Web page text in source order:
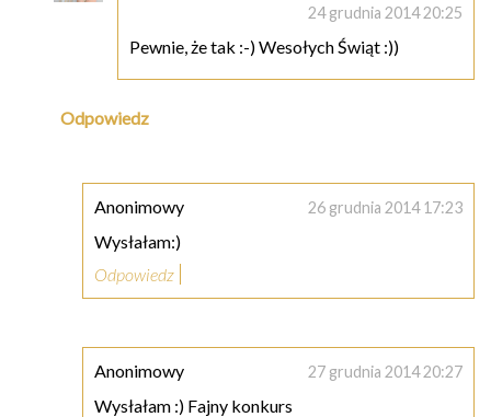
24 grudnia 2014 20:25
Pewnie, że tak :-) Wesołych Świąt :))
Odpowiedz
Anonimowy 26 grudnia 2014 17:23
Wysłałam:)
Odpowiedz
Anonimowy 27 grudnia 2014 20:27
Wysłałam :) Fajny konkurs